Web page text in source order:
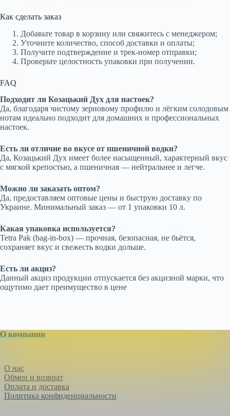
Как сделать заказ
Добавьте товар в корзину или свяжитесь с менеджером;
Уточните количество, способ доставки и оплаты;
Получите подтверждение и трек-номер отправки;
Проверьте целостность упаковки при получении.
FAQ
Подходит ли Козацький Дух для настоек?
Да, благодаря чистому зерновому профилю и лёгким солодовым
нотам идеально подходит для домашних и профессиональных
настоек.
Есть ли отличие во вкусе от пшеничной водки?
Да, Козацький Дух имеет более насыщенный, характерный вкус
с мягкой крепостью, а пшеничная — нейтральнее и легче.
Можно ли заказать оптом?
Да, предоставляем оптовые цены и быструю доставку по
Украине. Минимальный заказ — от 1 упаковки 10 л.
Какая упаковка используется?
Tetra Pak (bag-in-box) — прочная, безопасная, не бьётся,
сохраняет вкус и свежесть водки дольше.
Есть ли акциз?
Данный акциз продукции отпускается без акцизной марки, что
ощутимо дает преимущество в цене
О компании
О нас
Обмен и возврат
Оплата и доставка
Политика конфиденциальности